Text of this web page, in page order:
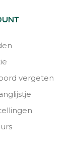
vergeten